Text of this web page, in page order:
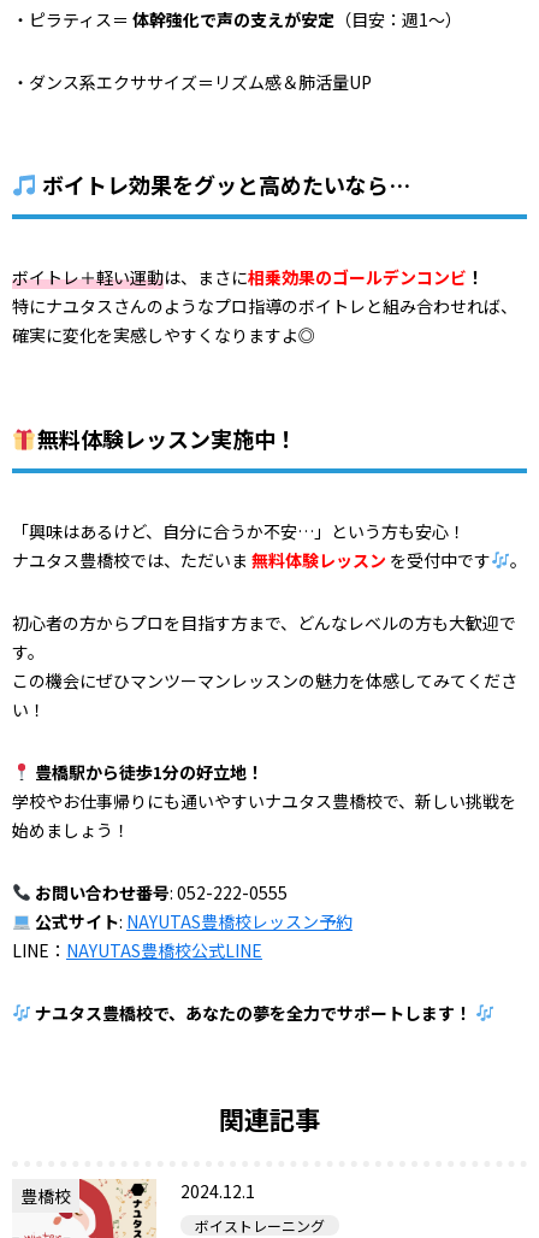
・ピラティス＝ 体幹強化で声の支えが安定 （目安：週1～）
・ダンス系エクササイズ＝リズム感＆肺活量UP
ボイトレ効果をグッと高めたいなら…
ボイトレ＋軽い運動は、まさに相乗効果のゴールデンコンビ ！
特にナユタスさんのようなプロ指導のボイトレと組み合わせれば、
確実に変化を実感しやすくなりますよ◎
無料体験レッスン実施中！
「興味はあるけど、自分に合うか不安…」という方も安心！
ナユタス豊橋校では、ただいま 無料体験レッスン を受付中です 。
初心者の方からプロを目指す方まで、どんなレベルの方も大歓迎で
す。
この機会にぜひマンツーマンレッスンの魅力を体感してみてくださ
い！
豊橋駅から徒歩1分の好立地！
学校やお仕事帰りにも通いやすいナユタス豊橋校で、新しい挑戦を
始めましょう！
お問い合わせ番号: 052-222-0555
公式サイト: NAYUTAS豊橋校レッスン予約
LINE： NAYUTAS豊橋校公式LINE
ナユタス豊橋校で、あなたの夢を全力でサポートします！
関連記事
豊橋校 2024.12.1
ボイストレーニング